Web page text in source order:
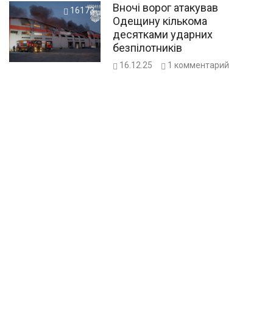
16173
Вночі ворог атакував
Одещину кількома
десятками ударних
безпілотників
16.12.25 1 комментарий